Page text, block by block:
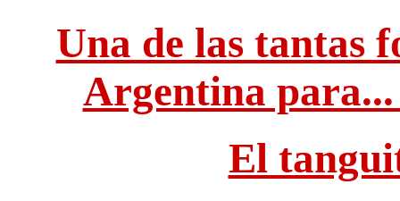
Una de las tantas
Argentina
El